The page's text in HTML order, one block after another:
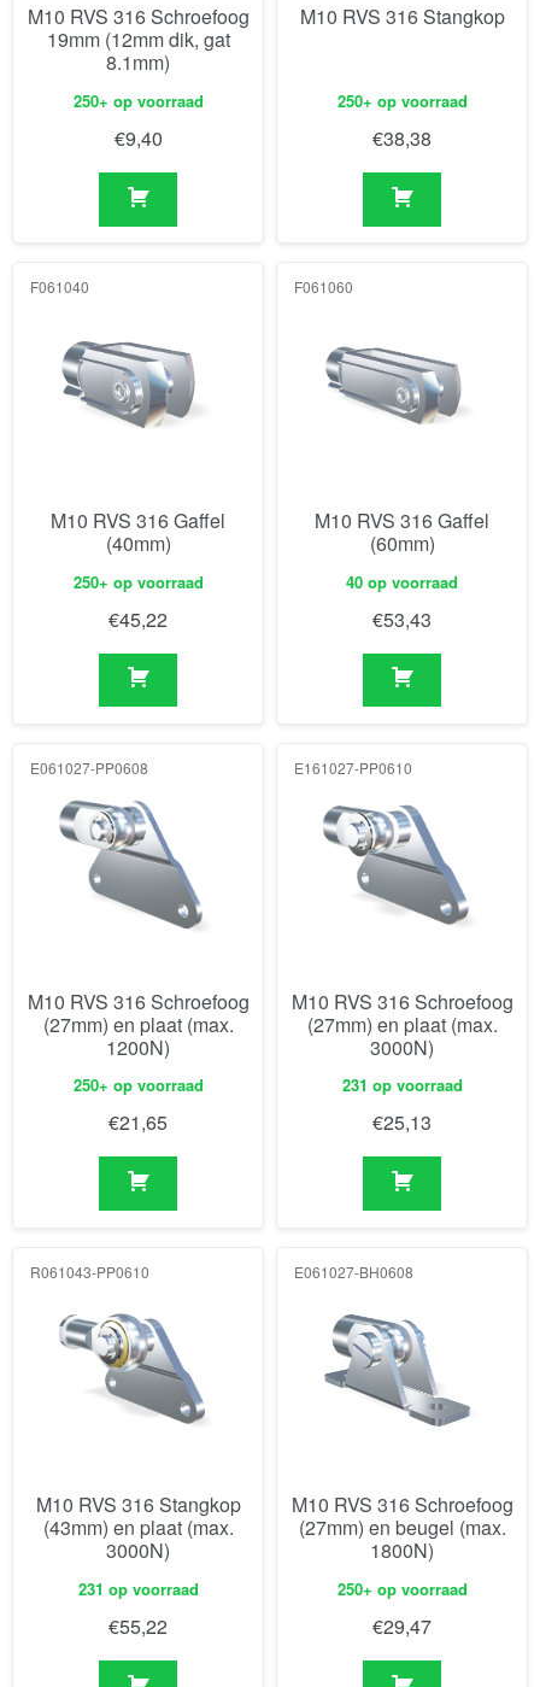
M10 RVS 316 Schroefoog
19mm (12mm dik, gat
8.1mm)
250+ op voorraad
€9,40
M10 RVS 316 Stangkop
250+ op voorraad
€38,38
F061040
M10 RVS 316 Gaffel
(40mm)
250+ op voorraad
€45,22
F061060
M10 RVS 316 Gaffel
(60mm)
40 op voorraad
€53,43
E061027-PP0608
M10 RVS 316 Schroefoog
(27mm) en plaat (max.
1200N)
250+ op voorraad
€21,65
E161027-PP0610
M10 RVS 316 Schroefoog
(27mm) en plaat (max.
3000N)
231 op voorraad
€25,13
R061043-PP0610
M10 RVS 316 Stangkop
(43mm) en plaat (max.
3000N)
231 op voorraad
€55,22
E061027-BH0608
M10 RVS 316 Schroefoog
(27mm) en beugel (max.
1800N)
250+ op voorraad
€29,47